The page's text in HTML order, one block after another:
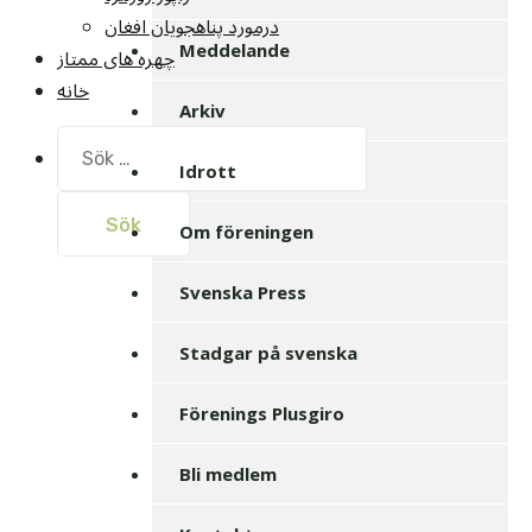
درمورد پناهجويان افغان
چهره های ممتاز
خانه
efter:
Meddelande
Arkiv
Idrott
Om föreningen
Svenska Press
Stadgar på svenska
Förenings Plusgiro
Bli medlem